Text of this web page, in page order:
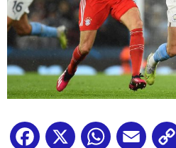
Facebook
X WhatsApp
Email